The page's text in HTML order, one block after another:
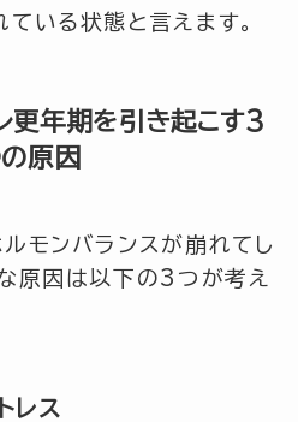
いる状態と言えます。
更年期を引き起こす3
原因
モンバランスが崩れてし
原因は以下の3つが考え
レス